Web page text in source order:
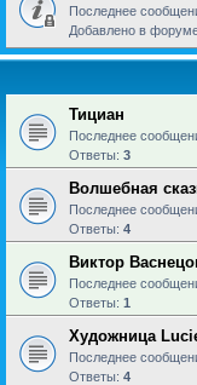
Последнее
Добавлено в
Тициан
Последнее
Ответы: 3
Волшебная
Последнее
Ответы: 4
Виктор
Последнее
Ответы: 1
Художница
Последнее
Ответы: 4